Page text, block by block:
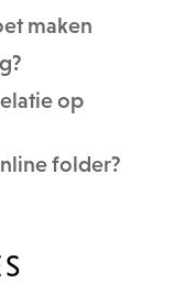
maken
op
folder?